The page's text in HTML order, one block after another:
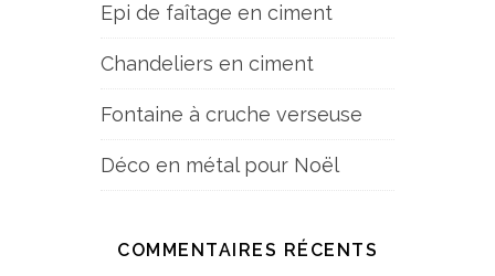
Epi de faîtage en ciment
Chandeliers en ciment
Fontaine à cruche verseuse
Déco en métal pour Noël
COMMENTAIRES RÉCENTS